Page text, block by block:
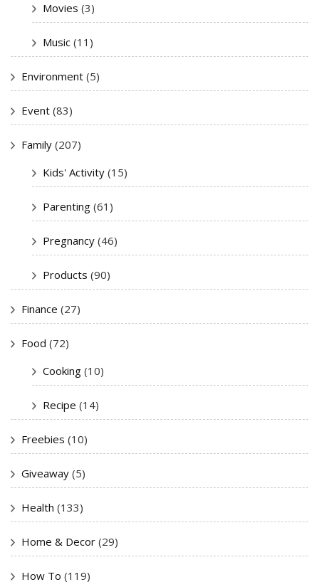
Movies (3)
Music (11)
Environment (5)
Event (83)
Family (207)
Kids' Activity (15)
Parenting (61)
Pregnancy (46)
Products (90)
Finance (27)
Food (72)
Cooking (10)
Recipe (14)
Freebies (10)
Giveaway (5)
Health (133)
Home & Decor (29)
How To (119)